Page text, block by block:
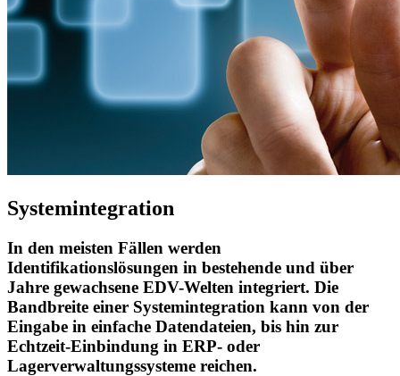
Systemintegration
In den meisten Fällen werden
Identifikationslösungen in bestehende und über
Jahre gewachsene EDV-Welten integriert. Die
Bandbreite einer Systemintegration kann von der
Eingabe in einfache Datendateien, bis hin zur
Echtzeit-Einbindung in ERP- oder
Lagerverwaltungs­systeme reichen.